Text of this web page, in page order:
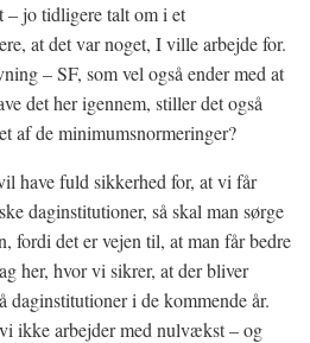
jo tidligere talt om i et
at det var noget, I ville arbejde for.
– SF, som vel også ender med at
det her igennem, stiller det også
af de minimumsnormeringer?
have fuld sikkerhed for, at vi får
daginstitutioner, så skal man sørge
fordi det er vejen til, at man får bedre
her, hvor vi sikrer, at der bliver
daginstitutioner i de kommende år.
ikke arbejder med nulvækst – og